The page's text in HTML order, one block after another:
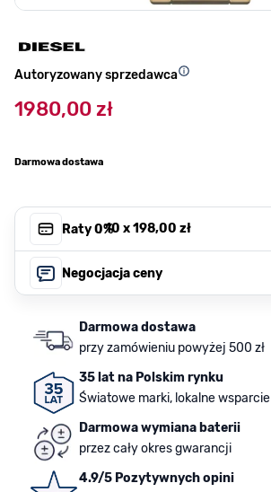
Autoryzowany sprzedawca
1980,00 zł
Darmowa dostawa
Raty 0%, 10 x198,00 zł
Negocjacja ceny
Darmowa dostawa
przy zamówieniu powyżej 500 zł
35 lat na Polskim rynku
Światowe marki, lokalne wsparcie
Darmowa wymiana baterii
przez cały okres gwarancji
4.9/5 Pozytywnych opini